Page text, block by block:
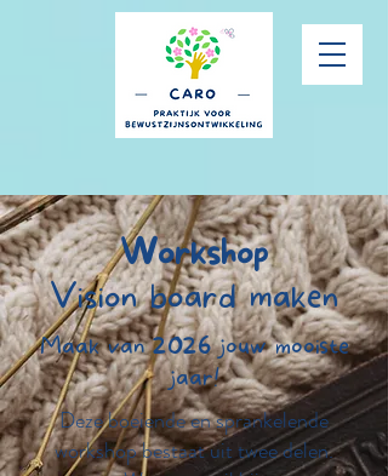
Workshop
Vision board maken
Maak van 2026 jouw mooiste
jaar!
Deze boeiende en sprankelende
workshop bestaat uit twee delen.